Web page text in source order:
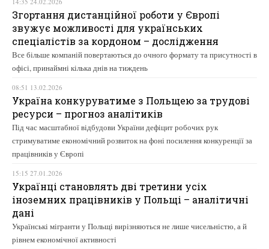
Згортання дистанційної роботи у Європі
звужує можливості для українських
спеціалістів за кордоном – дослідження
Все більше компаній повертаються до очного формату та присутності в
офісі, принаймні кілька днів на тиждень
08:51 13.02.2026
Україна конкуруватиме з Польщею за трудові
ресурси – прогноз аналітиків
Під час масштабної відбудови України дефіцит робочих рук
стримуватиме економічний розвиток на фоні посилення конкуренції за
працівників у Європі
15:15 27.01.2026
Українці становлять дві третини усіх
іноземних працівників у Польщі – аналітичні
дані
Українські мігранти у Польщі вирізняються не лише чисельністю, а й
рівнем економічної активності